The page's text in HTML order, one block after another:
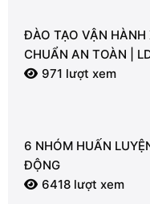
ĐÀO TẠO VẬN HÀNH
CHUẨN AN TOÀN |
971 lượt xem
6 NHÓM HUẤN
ĐỘNG
6418 lượt xem